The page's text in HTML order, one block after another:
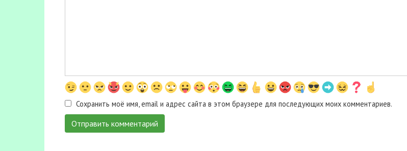
Сохранить моё имя, email и адрес сайта в этом браузере для последующих моих комментариев.